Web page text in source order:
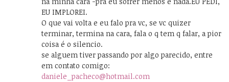
EU IMPLOREI.
O que vai volta e eu falo pra vc, se vc quizer
terminar, termina na cara, fala o q tem q falar, a pior
coisa é o silencio.
se alguem tiver passando por algo parecido, entre
em contato comigo:
daniele_pacheco@hotmail.com